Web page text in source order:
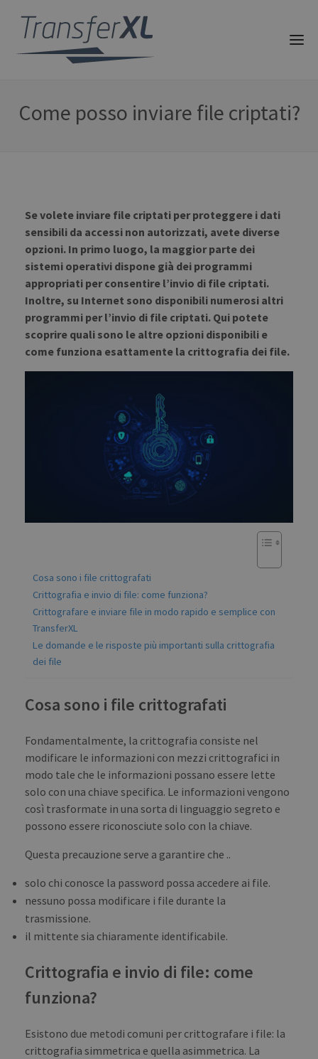
Come posso inviare file criptati?
Se volete inviare file criptati per proteggere i dati
sensibili da accessi non autorizzati, avete diverse
opzioni. In primo luogo, la maggior parte dei
sistemi operativi dispone già dei programmi
appropriati per consentire l’invio di file criptati.
Inoltre, su Internet sono disponibili numerosi altri
programmi per l’invio di file criptati. Qui potete
scoprire quali sono le altre opzioni disponibili e
come funziona esattamente la crittografia dei file.
Cosa sono i file crittografati
Crittografia e invio di file: come funziona?
Crittografare e inviare file in modo rapido e semplice con
TransferXL
Le domande e le risposte più importanti sulla crittografia
dei file
Cosa sono i file crittografati
Fondamentalmente, la crittografia consiste nel
modificare le informazioni con mezzi crittografici in
modo tale che le informazioni possano essere lette
solo con una chiave specifica. Le informazioni vengono
così trasformate in una sorta di linguaggio segreto e
possono essere riconosciute solo con la chiave.
Questa precauzione serve a garantire che ..
solo chi conosce la password possa accedere ai file.
nessuno possa modificare i file durante la
trasmissione.
il mittente sia chiaramente identificabile.
Crittografia e invio di file: come
funziona?
Esistono due metodi comuni per crittografare i file: la
crittografia simmetrica e quella asimmetrica. La